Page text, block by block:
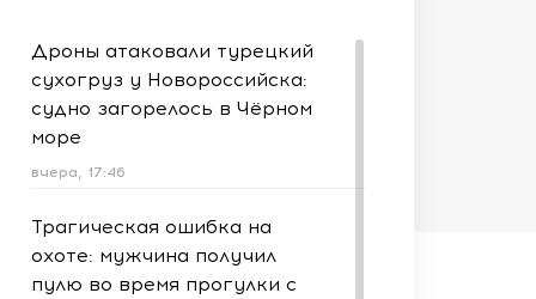
Дроны атаковали турецкий
сухогруз у Новороссийска:
судно загорелось в Чёрном
море
вчера, 17:46
Трагическая ошибка на
охоте: мужчина получил
пулю во время прогулки с